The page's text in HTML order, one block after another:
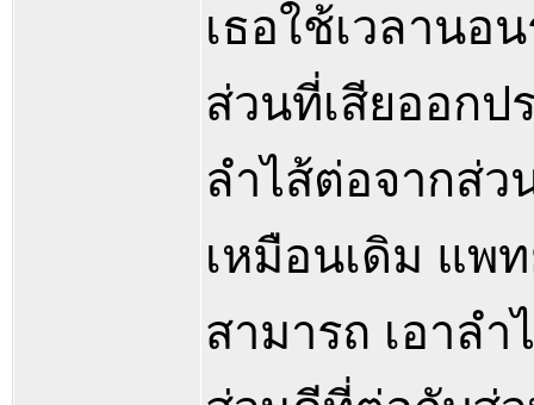
เธอใช้เวลานอ
ส่วนที่เสียออกป
ลำไส้ต่อจากส่ว
เหมือนเดิม แพ
สามารถ เอาล